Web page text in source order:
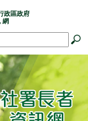
政區政府
網